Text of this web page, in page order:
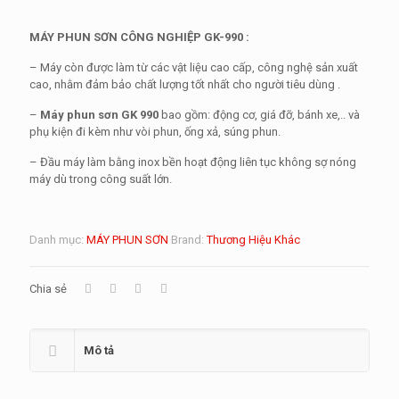
MÁY PHUN SƠN CÔNG NGHIỆP GK-990 :
– Máy còn được làm từ các vật liệu cao cấp, công nghệ sản xuất
cao, nhằm đảm bảo chất lượng tốt nhất cho người tiêu dùng .
– Máy phun sơn GK 990 bao gồm: động cơ, giá đỡ, bánh xe,.. và
phụ kiện đi kèm như vòi phun, ống xả, súng phun.
– Đầu máy làm bằng inox bền hoạt động liên tục không sợ nóng
máy dù trong công suất lớn.
Danh mục: MÁY PHUN SƠN Brand:Thương Hiệu Khác
Chia sẻ
Mô tả